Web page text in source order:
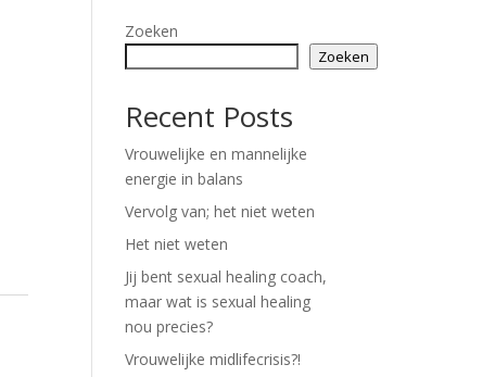
Zoeken
Zoeken
Recent Posts
Vrouwelijke en mannelijke
energie in balans
Vervolg van; het niet weten
Het niet weten
Jij bent sexual healing coach,
maar wat is sexual healing
nou precies?
Vrouwelijke midlifecrisis?!